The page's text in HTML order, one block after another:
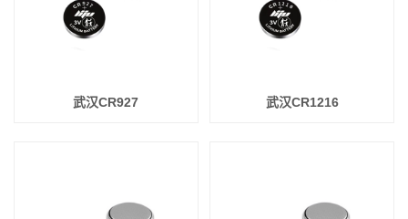
武汉CR927 武汉CR1216